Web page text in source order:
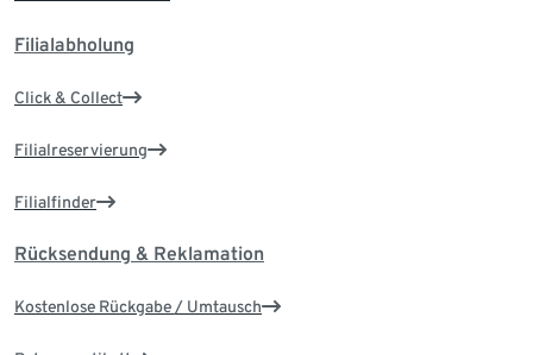
Filialabholung
Click & Collect
Filialreservierung
Filialfinder
Rücksendung & Reklamation
Kostenlose Rückgabe / Umtausch